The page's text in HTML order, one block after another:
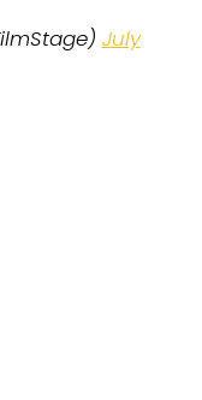
July